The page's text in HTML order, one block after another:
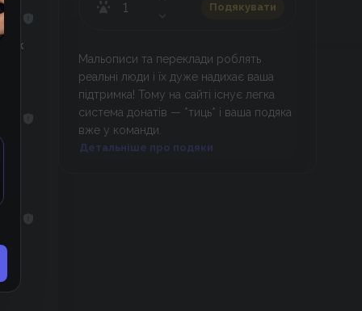
так
Подякувати
Мальописи та переклади роблять
реальні люди і їх дуже надихає ваша
підтримка! Тому на сайті існує легка
система донатів — *тиць* і ваша подяка
вже у команди.
Детальніше про подяки